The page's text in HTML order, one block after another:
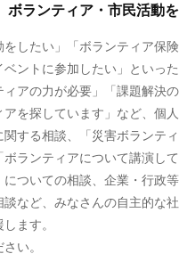
ボランティア・市民活動
をしたい」「ボランティア保
ベントに参加したい」といっ
ィアの力が必要」「課題解決
アを探しています」など、個
する相談、「災害ボランテ
ボランティアについて講演し
についての相談、企業・行政
談など、みなさんの自主的な
ます。
い。